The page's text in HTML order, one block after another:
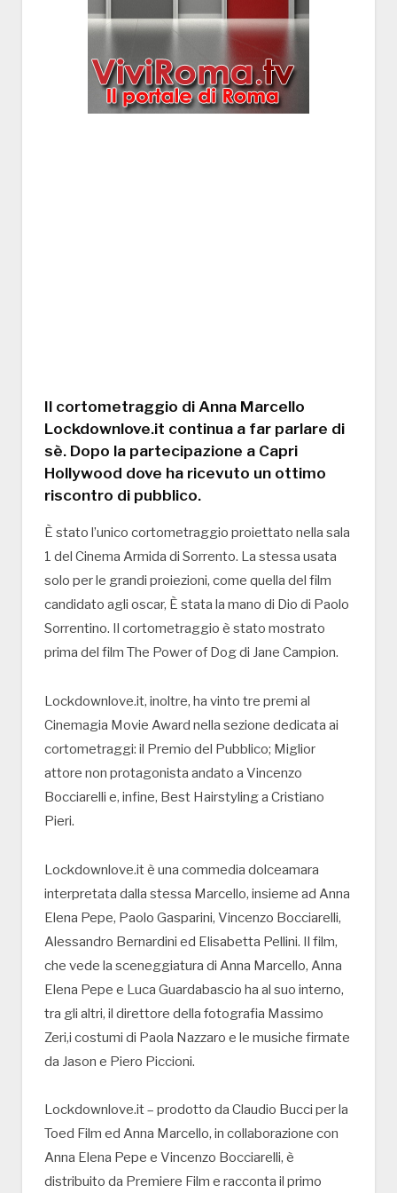
Il cortometraggio di Anna Marcello
Lockdownlove.it continua a far parlare di
sè. Dopo la partecipazione a Capri
Hollywood dove ha ricevuto un ottimo
riscontro di pubblico.
È stato l’unico cortometraggio proiettato nella sala
1 del Cinema Armida di Sorrento. La stessa usata
solo per le grandi proiezioni, come quella del film
candidato agli oscar, È stata la mano di Dio di Paolo
Sorrentino. Il cortometraggio è stato mostrato
prima del film The Power of Dog di Jane Campion.
Lockdownlove.it, inoltre, ha vinto tre premi al
Cinemagia Movie Award nella sezione dedicata ai
cortometraggi: il Premio del Pubblico; Miglior
attore non protagonista andato a Vincenzo
Bocciarelli e, infine, Best Hairstyling a Cristiano
Pieri.
Lockdownlove.it è una commedia dolceamara
interpretata dalla stessa Marcello, insieme ad Anna
Elena Pepe, Paolo Gasparini, Vincenzo Bocciarelli,
Alessandro Bernardini ed Elisabetta Pellini. Il film,
che vede la sceneggiatura di Anna Marcello, Anna
Elena Pepe e Luca Guardabascio ha al suo interno,
tra gli altri, il direttore della fotografia Massimo
Zeri,i costumi di Paola Nazzaro e le musiche firmate
da Jason e Piero Piccioni.
Lockdownlove.it – prodotto da Claudio Bucci per la
Toed Film ed Anna Marcello, in collaborazione con
Anna Elena Pepe e Vincenzo Bocciarelli, è
distribuito da Premiere Film e racconta il primo